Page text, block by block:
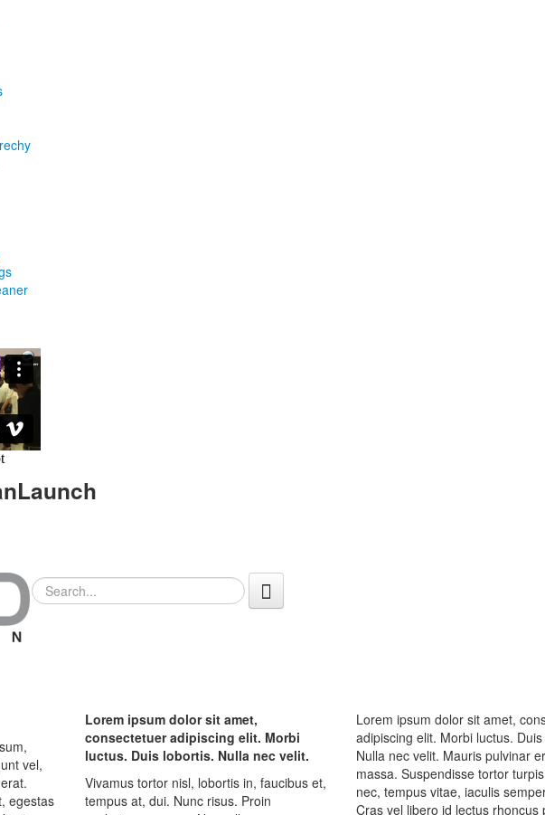
vel,
egestas
Lorem ipsum dolor sit amet,
consectetuer adipiscing elit. Morbi
luctus. Duis lobortis. Nulla nec velit.
Vivamus tortor nisl, lobortis in, faucibus et,
tempus at, dui. Nunc risus. Proin
Lorem ipsum dolor sit amet,
adipiscing elit. Morbi luctus.
Nulla nec velit. Mauris pulvinar
massa. Suspendisse tortor
nec, tempus vitae, iaculis
Cras vel libero id lectus rhoncus